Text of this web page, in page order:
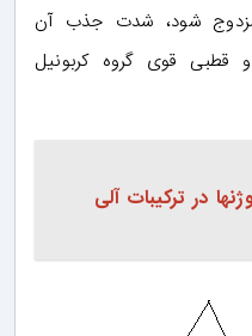
مزدوج شود، شدت جذب آن
قوی گروه کربونیل
در ترکیبات آلی